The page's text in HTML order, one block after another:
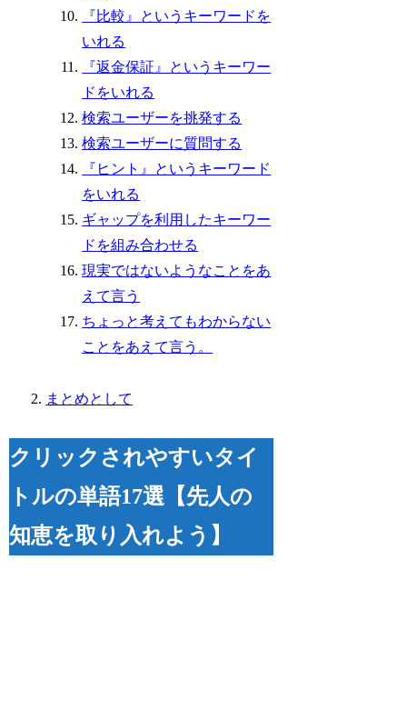
『比較』というキーワードを
いれる
『返金保証』というキーワー
ドをいれる
検索ユーザーを挑発する
検索ユーザーに質問する
『ヒント』というキーワード
をいれる
ギャップを利用したキーワー
ドを組み合わせる
現実ではないようなことをあ
えて言う
ちょっと考えてもわからない
ことをあえて言う。
まとめとして
クリックされやすいタイ
トルの単語17選【先人の
知恵を取り入れよう】